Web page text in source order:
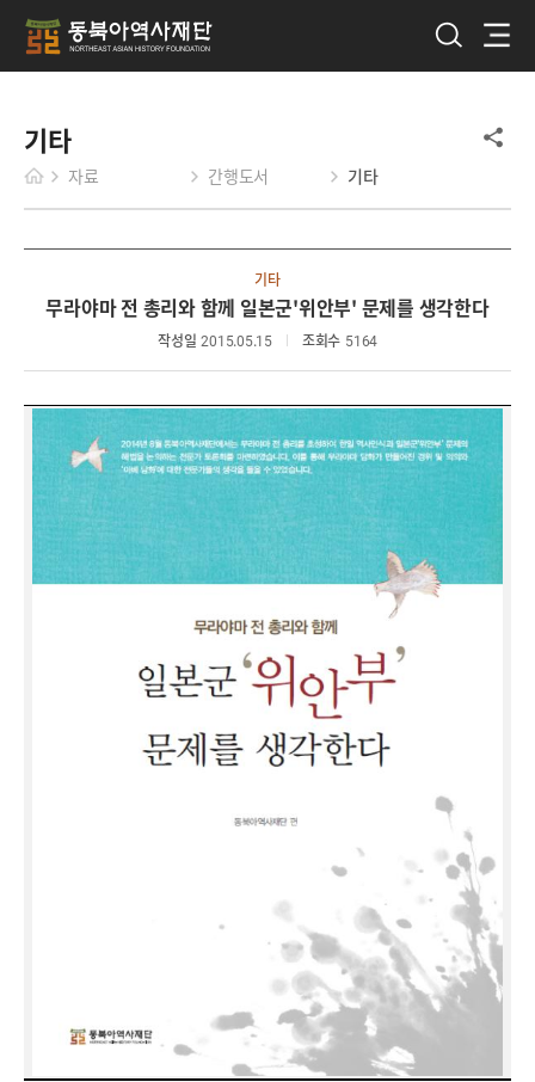
기타
자료 간행도서 기타
기타
무라야마 전 총리와 함께 일본군'위안부' 문제를 생각한다
작성일 2015.05.15 조회수 5164